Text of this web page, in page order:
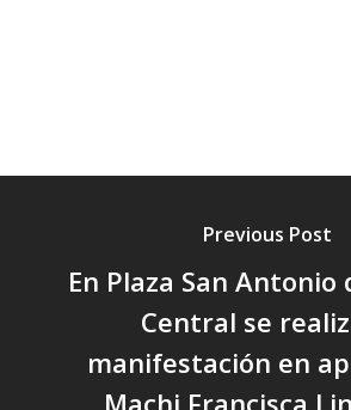
Previous Post
En Plaza San
Central se
manifestación en
Machi Francisca